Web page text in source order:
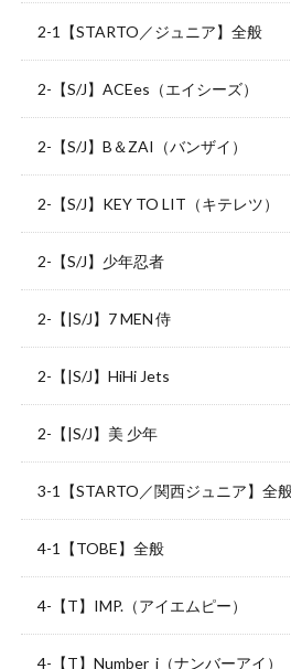
2-1【STARTO／ジュニア】全般
2-【S/J】ACEes（エイシーズ）
2-【S/J】B＆ZAI（バンザイ）
2-【S/J】KEY TO LIT（キテレツ）
2-【S/J】少年忍者
2-【|S/J】7 MEN 侍
2-【|S/J】HiHi Jets
2-【|S/J】美 少年
3-1【STARTO／関西ジュニア】全
4-1【TOBE】全般
4-【T】IMP.（アイエムピー）
4-【T】Number_i（ナンバーアイ）